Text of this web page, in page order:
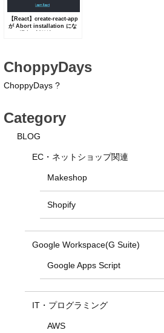
【React】create-react-app
が Abort installation にな
ChoppyDays
ChoppyDays ?
Category
BLOG
EC・ネットショップ関連
Makeshop
Shopify
Google Workspace(G Suite)
Google Apps Script
IT・プログラミング
AWS